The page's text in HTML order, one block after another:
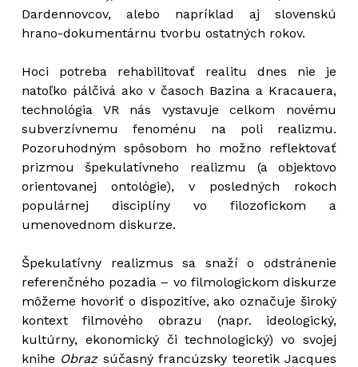
Dardennovcov, alebo napríklad aj slovenskú
hrano-dokumentárnu tvorbu ostatných rokov.
Hoci potreba rehabilitovať realitu dnes nie je
natoľko pálčivá ako v časoch Bazina a Kracauera,
technológia VR nás vystavuje celkom novému
subverzívnemu fenoménu na poli realizmu.
Pozoruhodným spôsobom ho možno reflektovať
prizmou špekulatívneho realizmu (a objektovo
orientovanej ontológie), v posledných rokoch
populárnej disciplíny vo filozofickom a
umenovednom diskurze.
Špekulatívny realizmus sa snaží o odstránenie
referenčného pozadia – vo filmologickom diskurze
môžeme hovoriť o dispozitíve, ako označuje široký
kontext filmového obrazu (napr. ideologický,
kultúrny, ekonomický či technologický) vo svojej
knihe Obrazsúčasný francúzsky teoretik Jacques